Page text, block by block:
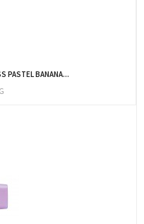
PASTEL BANANA...